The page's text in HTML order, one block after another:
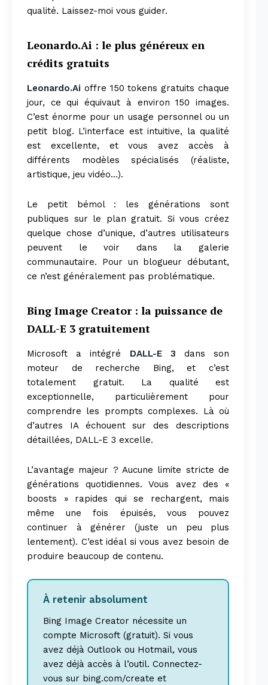
qualité. Laissez-moi vous guider.
Leonardo.Ai : le plus généreux en
crédits gratuits
Leonardo.Ai offre 150 tokens gratuits chaque
jour, ce qui équivaut à environ 150 images.
C’est énorme pour un usage personnel ou un
petit blog. L’interface est intuitive, la qualité
est excellente, et vous avez accès à
différents modèles spécialisés (réaliste,
artistique, jeu vidéo…).
Le petit bémol : les générations sont
publiques sur le plan gratuit. Si vous créez
quelque chose d’unique, d’autres utilisateurs
peuvent le voir dans la galerie
communautaire. Pour un blogueur débutant,
ce n’est généralement pas problématique.
Bing Image Creator : la puissance de
DALL-E 3 gratuitement
Microsoft a intégré DALL-E 3 dans son
moteur de recherche Bing, et c’est
totalement gratuit. La qualité est
exceptionnelle, particulièrement pour
comprendre les prompts complexes. Là où
d’autres IA échouent sur des descriptions
détaillées, DALL-E 3 excelle.
L’avantage majeur ? Aucune limite stricte de
générations quotidiennes. Vous avez des «
boosts » rapides qui se rechargent, mais
même une fois épuisés, vous pouvez
continuer à générer (juste un peu plus
lentement). C’est idéal si vous avez besoin de
produire beaucoup de contenu.
À retenir absolument
Bing Image Creator nécessite un
compte Microsoft (gratuit). Si vous
avez déjà Outlook ou Hotmail, vous
avez déjà accès à l’outil. Connectez-
vous sur bing.com/create et